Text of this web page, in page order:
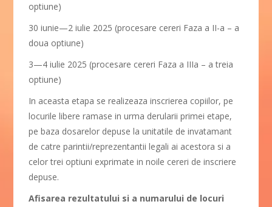
optiune)
30 iunie—2 iulie 2025 (procesare cereri Faza a II-a – a
doua optiune)
3—4 iulie 2025 (procesare cereri Faza a IIIa – a treia
optiune)
In aceasta etapa se realizeaza inscrierea copiilor, pe
locurile libere ramase in urma derularii primei etape,
pe baza dosarelor depuse la unitatile de invatamant
de catre parintii/reprezentantii legali ai acestora si a
celor trei optiuni exprimate in noile cereri de inscriere
depuse.
Afisarea rezultatului si a numarului de locuri